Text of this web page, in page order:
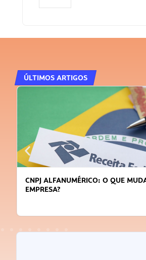
ÚLTIMOS ARTIGOS
CNPJ ALFANUMÉRICO: O QUE
EMPRESA?